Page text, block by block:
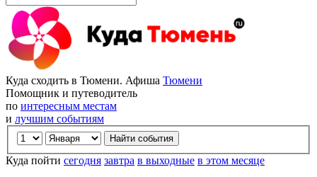
Куда сходить в Тюмени. Афиша Тюмени
Помощник и путеводитель
по интересным местам
и лучшим событиям
Куда пойти сегодня завтра в выходные в этом месяце